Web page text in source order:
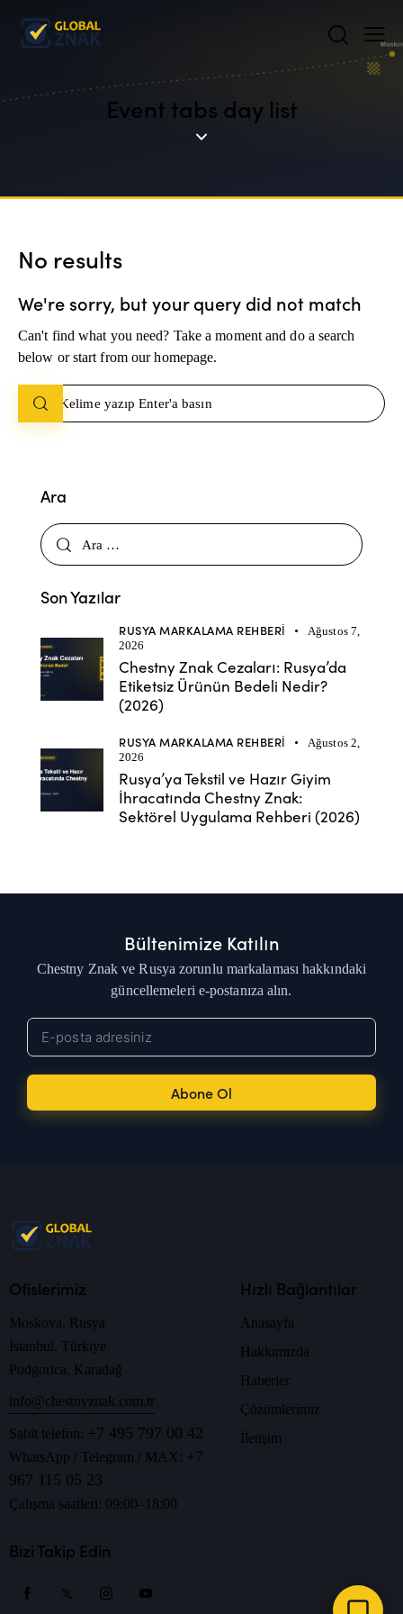
Event tabs day list
No results
We're sorry, but your query did not match
Can't find what you need? Take a moment and do a search
below or start from our homepage.
Ara
Son Yazılar
RUSYA MARKALAMA REHBERI
Ağustos 7,
2026
Chestny Znak Cezaları: Rusya’da
Etiketsiz Ürünün Bedeli Nedir?
(2026)
RUSYA MARKALAMA REHBERI
Ağustos 2,
2026
Rusya’ya Tekstil ve Hazır Giyim
İhracatında Chestny Znak:
Sektörel Uygulama Rehberi (2026)
Bültenimize Katılın
Chestny Znak ve Rusya zorunlu markalaması hakkındaki
güncellemeleri e-postanıza alın.
Abone Ol
Ofislerimiz
Moskova, Rusya
İstanbul, Türkiye
Podgorica, Karadağ
info@chestnyznak.com.tr
Sabit telefon: +7 495 797 00 42
WhatsApp / Telegram / MAX: +7
967 115 05 23
Çalışma saatleri: 09:00–18:00
Hızlı Bağlantılar
Anasayfa
Hakkımızda
Haberler
Çözümlerimiz
İletişim
Bizi Takip Edin